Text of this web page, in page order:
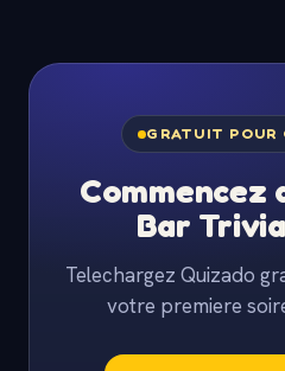
GRATUIT POUR
Commencez
Bar
Telechargez Quizado
votre premiere